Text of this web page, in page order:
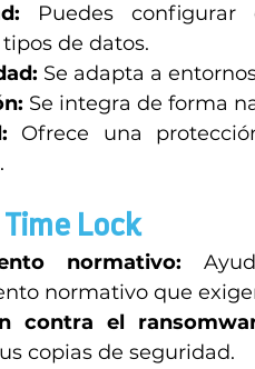
Puedes configurar
de datos.
Se adapta a
Se integra de forma
Ofrece una
Lock
normativo:
normativo que
contra el
copias de seguridad.